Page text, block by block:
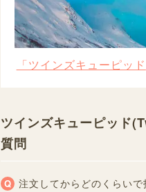
「ツインズキューピッ
ツインズキューピッド
質問
注文してからどのくらい